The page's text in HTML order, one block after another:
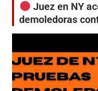
Juez en NY
demoledoras